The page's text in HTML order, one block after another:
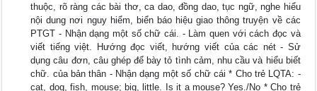
thuộc, rõ ràng các bài thơ, ca dao, đồng dao, tục ngữ, nghe hiểu
nội dung nơi nguy hiểm, biển báo hiệu giao thông truyện về các
PTGT - Nhận dạng một số chữ cái. - Làm quen với cách đọc và
viết tiếng việt. Hướng đọc viết, hướng viết của các nét - Sử
dụng câu đơn, câu ghép để bày tỏ tình cảm, nhu cầu và hiểu biết
chữ. của bản thân - Nhận dạng một số chữ cái * Cho trẻ LQTA: -
cat, dog, fish, mouse; big, little. Is it a mouse? Yes./No * Cho trẻ